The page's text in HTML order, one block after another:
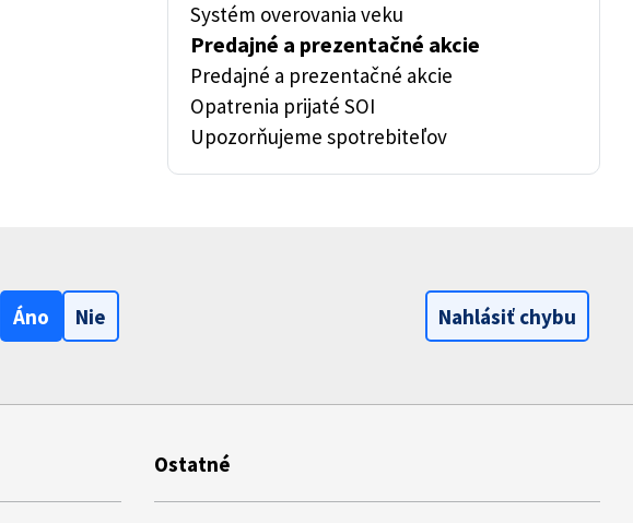
Systém overovania veku
Predajné a prezentačné akcie
Predajné a prezentačné akcie
Opatrenia prijaté SOI
Upozorňujeme spotrebiteľov
Áno Nie Nahlásiť chybu
Ostatné